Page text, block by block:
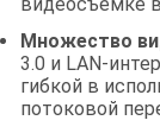
Множество
3.0 и LAN-
гибкой в
потоковой